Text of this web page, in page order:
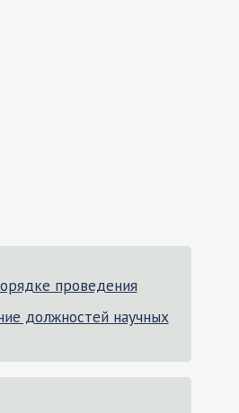
проведения
должностей научных